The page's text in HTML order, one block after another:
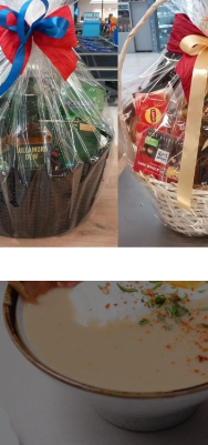
ziemniaczana z łososiem
2